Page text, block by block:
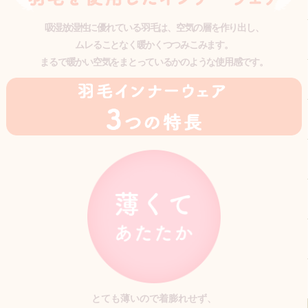
吸湿放湿性に優れている羽毛は、空気の層を作り出し、
ムレることなく暖かくつつみこみます。
まるで暖かい空気をまとっているかのような使用感です。
とても薄いので着膨れせず、